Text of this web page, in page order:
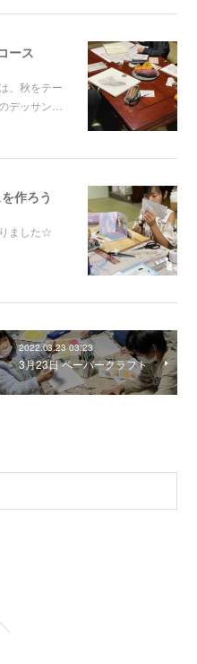
ース
、秋をテー
デッサン…
作ろう
ました☆
2022.03.23 03:23
3月23日 ペーパークラフト